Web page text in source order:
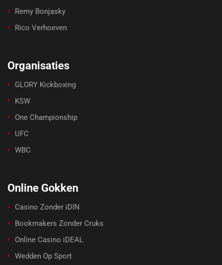
Remy Bonjasky
Rico Verhoeven
Organisaties
GLORY Kickboxing
KSW
One Championship
UFC
WBC
Online Gokken
Casino Zonder iDIN
Bookmakers Zonder Cruks
Online Casino iDEAL
Wedden Op Sport